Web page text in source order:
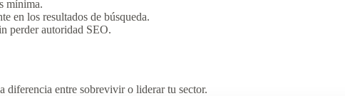
mínima.
en los resultados de búsqueda.
perder autoridad SEO.
diferencia entre sobrevivir o liderar tu sector.